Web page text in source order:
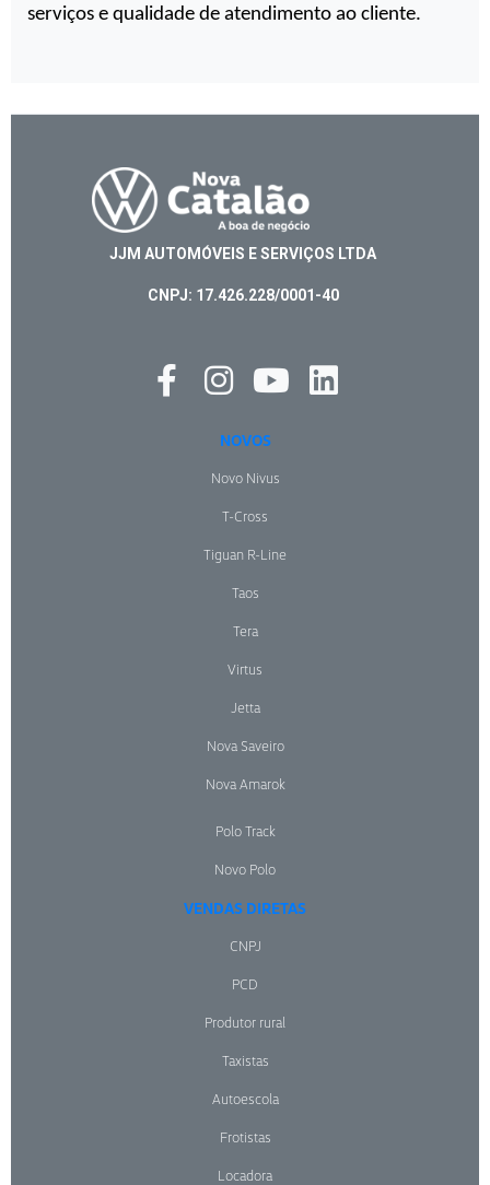
serviços e qualidade de atendimento ao cliente.
JJM AUTOMÓVEIS E SERVIÇOS LTDA
CNPJ: 17.426.228/0001-40
NOVOS
Novo Nivus
T-Cross
Tiguan R-Line
Taos
Tera
Virtus
Jetta
Nova Saveiro
Nova Amarok
Polo Track
Novo Polo
VENDAS DIRETAS
CNPJ
PCD
Produtor rural
Taxistas
Autoescola
Frotistas
Locadora